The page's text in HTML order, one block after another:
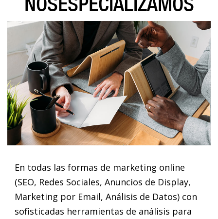
En todas las formas de marketing online
(SEO, Redes Sociales, Anuncios de Display,
Marketing por Email, Análisis de Datos) con
sofisticadas herramientas de análisis para